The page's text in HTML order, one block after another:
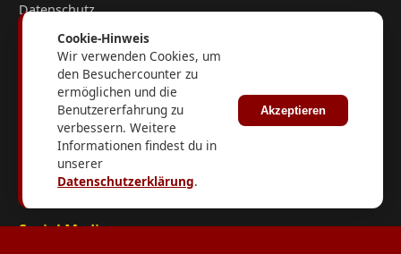
Datenschutz
Kurzlinks
fussball.de
FuPa.net
Fußballverband Sachsen-Anhalt
KFV Burgenland
Social Media
Cookie-Hinweis
Wir verwenden Cookies, um
den Besuchercounter zu
ermöglichen und die
Benutzererfahrung zu
verbessern. Weitere
Informationen findest du in
unserer
Datenschutzerklärung.
Akzeptieren